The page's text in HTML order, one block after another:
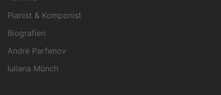
Pianist & Komponist
Biografien
André Parfenov
Iuliana Münch